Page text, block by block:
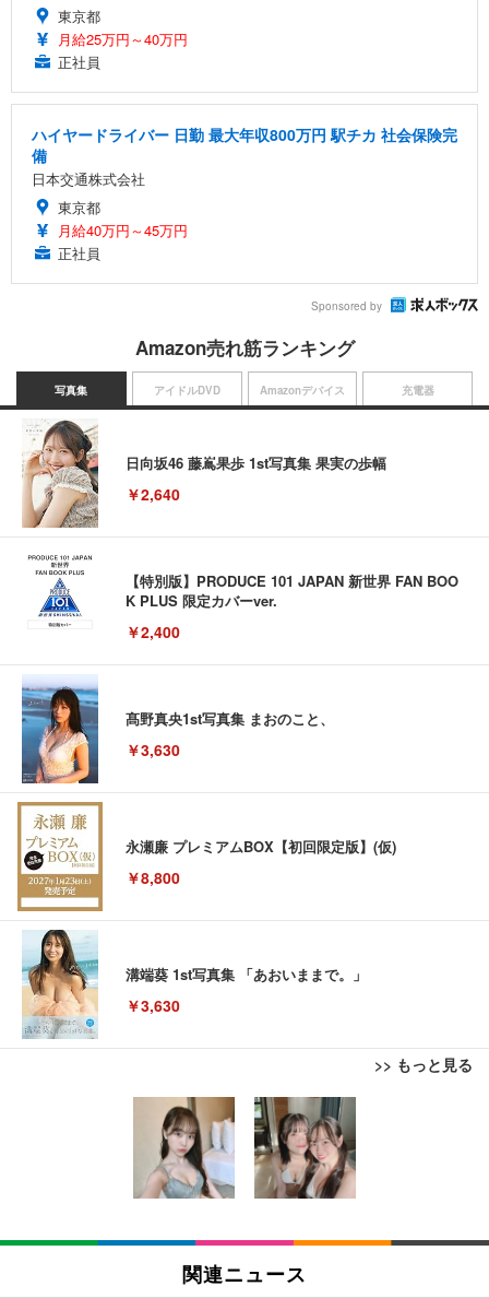
東京都
月給25万円～40万円
正社員
ハイヤードライバー 日勤 最大年収800万円 駅チカ 社会保険完
備
日本交通株式会社
東京都
月給40万円～45万円
正社員
Sponsored by
Amazon売れ筋ランキング
写真集
日向坂46 藤嶌果歩 1st写真集 果実の歩幅
￥2,640
【特別版】PRODUCE 101 JAPAN 新世界 FAN BOO
K PLUS 限定カバーver.
￥2,400
髙野真央1st写真集 まおのこと、
￥3,630
永瀬廉 プレミアムBOX【初回限定版】(仮)
￥8,800
溝端葵 1st写真集 「あおいままで。」
￥3,630
>> もっと見る
アイドルDVD
Juice=Juice Concert 2026 UP TO 11 MORE! MOR
E! (特典なし) [Blu-ray]
￥8,698
【Amazon.co.jp限定】「Juice=Juice Concert 202
判ブロマイド5枚セット) [Blu-ray]
Amazonデバイス
【New】Amazon Fire TV Stick HD | 手軽にストリ
ーミングをはじめよう | ストリーミングメディアプ
レイヤー
￥6,980
【New】Amazon Fire TV Stick HD | 手軽にストリ
充電器
エレコム 充電器 Type-C USB-C 20W USB PD対応
ケーブル一体型 1.5m PSE認証品 GaN採用 折りたた
み式プラグ しろちゃん 【 iPhone16 15 等対応】 E
C-AC6920WF
￥1,090
モバイルバッテリー 大容量 30000mAh 【22.5W/20
ッテリー 5台同時充電 Type-C出力 スマホ 充電器 LC
関連ニュース